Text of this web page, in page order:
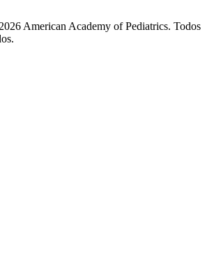
American Academy of Pediatrics. Todos